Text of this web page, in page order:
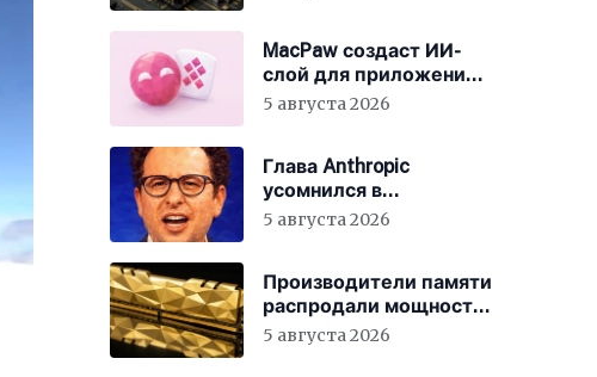
MacPaw создаст ИИ-
слой для приложений
Mac
5 августа 2026
Глава Anthropic
усомнился в
мотивации новых
5 августа 2026
Производители памяти
распродали мощности
до 2027 года
5 августа 2026